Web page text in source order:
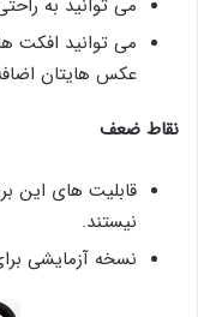
می توانید به
می توانید افکت
عکس هایتان
نقاط ضعف
قابلیت های این
نیستند.
نسخه آزمایشی